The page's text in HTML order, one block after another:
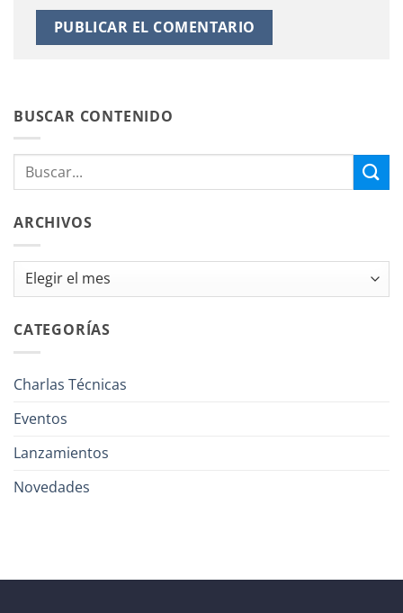
BUSCAR CONTENIDO
ARCHIVOS
Archivos
CATEGORÍAS
Charlas Técnicas
Eventos
Lanzamientos
Novedades